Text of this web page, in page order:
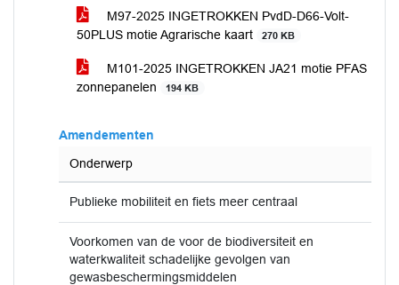
M97-2025 INGETROKKEN PvdD-D66-Volt-
50PLUS motie Agrarische kaart
270 KB
M101-2025 INGETROKKEN JA21 motie PFAS
zonnepanelen
194 KB
Amendementen
Onderwerp
Publieke mobiliteit en fiets meer centraal
Voorkomen van de voor de biodiversiteit en
waterkwaliteit schadelijke gevolgen van
gewasbeschermingsmiddelen